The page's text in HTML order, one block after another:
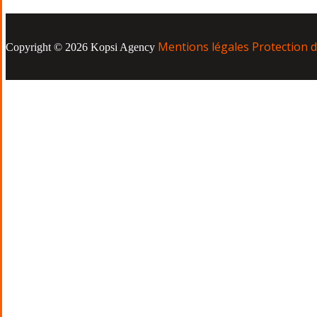
Copyright © 2026 Kopsi Agency Mentions légales Protection